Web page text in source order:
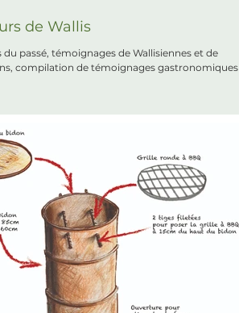
de Wallis
du passé, témoignages de Wallisiennes et de
compilation de témoignages gastronomiques !